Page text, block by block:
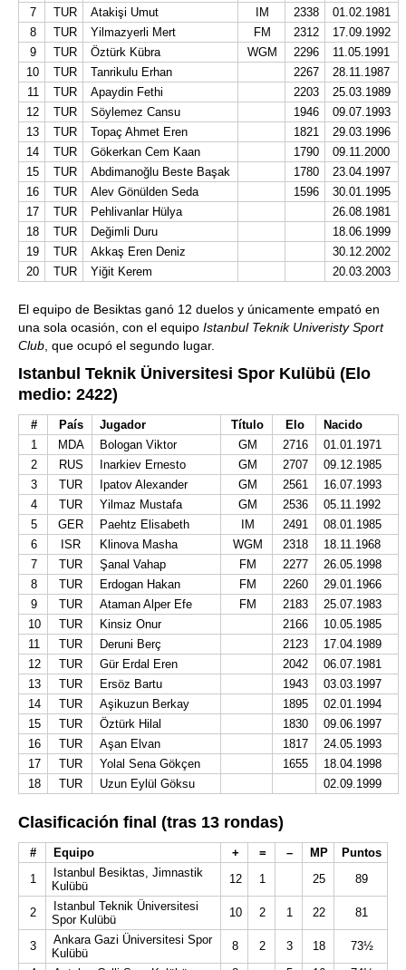
7
TUR Atakişi Umut IM 2338
01.02.1981
8
TUR Yilmazyerli Mert FM 2312
17.09.1992
9
TUR Öztürk Kübra WGM 2296
11.05.1991
10
TUR Tanrikulu Erhan 2267
28.11.1987
11
TUR Apaydin Fethi 2203
25.03.1989
12
TUR Söylemez Cansu 1946
09.07.1993
13
TUR Topaç Ahmet Eren 1821
29.03.1996
14
TUR Gökerkan Cem Kaan 1790
09.11.2000
15
TUR Abdimanoğlu Beste Başak 1780
23.04.1997
16
TUR Alev Gönülden Seda 1596
30.01.1995
17
TUR Pehlivanlar Hülya
26.08.1981
18
TUR Değimli Duru
18.06.1999
19
TUR Akkaş Eren Deniz
30.12.2002
20
TUR Yiğit Kerem 20.03.2003
El equipo de Besiktas ganó 12 duelos y únicamente empató en
una sola ocasión, con el equipo Istanbul Teknik Univeristy Sport
Club , que ocupó el segundo lugar.
Istanbul Teknik Üniversitesi Spor Kulübü (Elo
medio: 2422)
# País Jugador Título Elo
Nacido
1
MDA Bologan Viktor GM 2716
01.01.1971
2
RUS Inarkiev Ernesto GM 2707
09.12.1985
3
TUR Ipatov Alexander GM 2561
16.07.1993
4
TUR Yilmaz Mustafa GM 2536
05.11.1992
5
GER Paehtz Elisabeth IM 2491
08.01.1985
6
ISR Klinova Masha WGM 2318
18.11.1968
7
TUR Şanal Vahap FM 2277
26.05.1998
8
TUR Erdogan Hakan FM 2260
29.01.1966
9
TUR Ataman Alper Efe FM 2183
25.07.1983
10
TUR Kinsiz Onur 2166
10.05.1985
11
TUR Deruni Berç 2123
17.04.1989
12
TUR Gür Erdal Eren 2042
06.07.1981
13
TUR Ersöz Bartu 1943
03.03.1997
14
TUR Aşikuzun Berkay 1895
02.01.1994
15
TUR Öztürk Hilal 1830
09.06.1997
16
TUR Aşan Elvan 1817
24.05.1993
17
TUR Yolal Sena Gökçen 1655
18.04.1998
18
TUR Uzun Eylül Göksu 02.09.1999
Clasificación final (tras 13 rondas)
# Equipo + = – MP
Puntos
1
Istanbul Besiktas, Jimnastik
Kulübü
12 1 25 89
2
Istanbul Teknik Üniversitesi
Spor Kulübü
10 2 1 22 81
3
Ankara Gazi Üniversitesi Spor
Kulübü
8 2 3 18
73½